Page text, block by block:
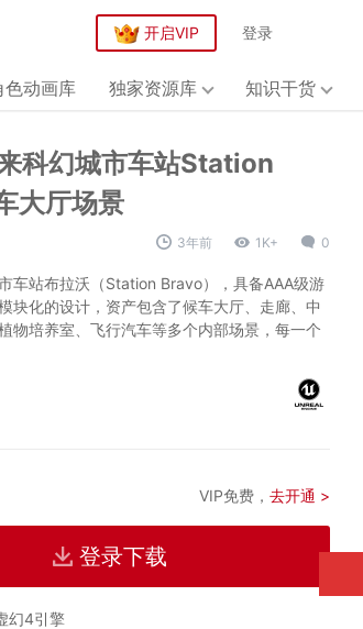
开启VIP 登录
色动画库 独家资源库 知识干货
科幻城市车站Station
大厅场景
3年前 1K+ 0
车站布拉沃（Station Bravo），具备AAA级游
块化的设计，资产包含了候车大厅、走廊、中
物培养室、飞行汽车等多个内部场景，每一个
令人仿佛置身于未来世界。
道上划过飞行汽车，沿着精心规划的样条曲线
雨粒子效果在Cascade中呈现出美轮美奂的景
Color, Normal, Roughness, Metallic and
VIP免费， 去开通 >
登录下载
幻4引擎